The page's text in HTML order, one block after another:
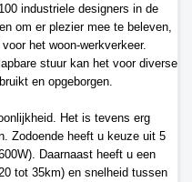
industriele designers in de
om er plezier mee te beleven,
het woon-werkverkeer.
stuur kan het voor diverse
en opgeborgen.
Het is tevens erg
Zodoende heeft u keuze uit 5
Daarnaast heeft u een
tot 35km) en snelheid tussen